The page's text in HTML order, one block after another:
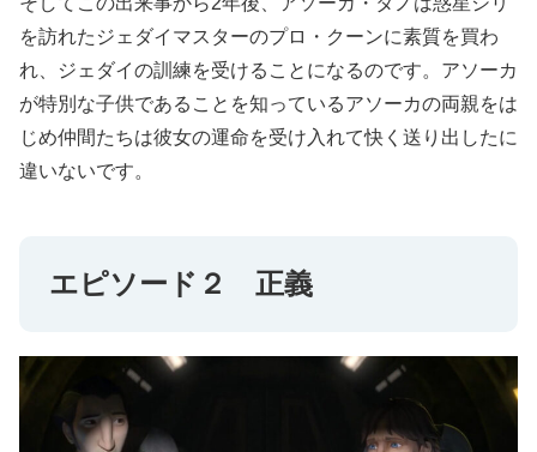
を訪れたジェダイマスターのプロ・クーンに素質を買わ
れ、ジェダイの訓練を受けることになるのです。アソーカ
が特別な子供であることを知っているアソーカの両親をは
じめ仲間たちは彼女の運命を受け入れて快く送り出したに
違いないです。
エピソード２ 正義